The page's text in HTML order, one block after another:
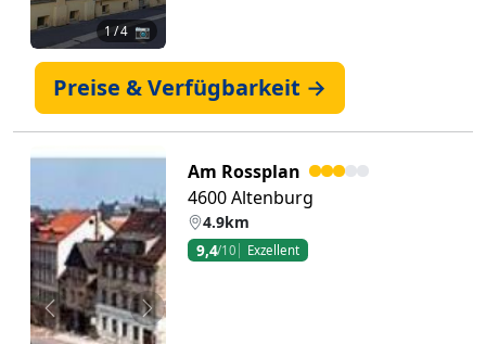
1 / 4 📷
Preise & Verfügbarkeit →
Zurück Weiter
Am Rossplan
4600 Altenburg
4.9km
9,4/10 Exzellent